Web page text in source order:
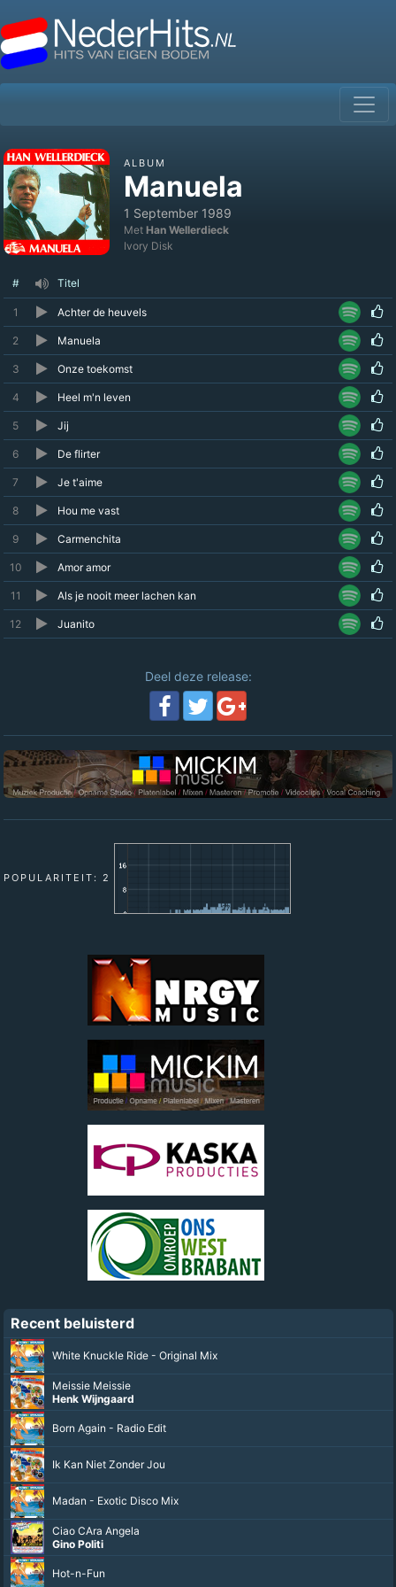
ALBUM
Manuela
1 September 1989
Met Han Wellerdieck
Ivory Disk
# Titel
1 Achter de heuvels
2 Manuela
3 Onze toekomst
4 Heel m'n leven
5 Jij
6 De flirter
7 Je t'aime
8 Hou me vast
9 Carmenchita
10 Amor amor
11 Als je nooit meer lachen kan
12 Juanito
Deel deze release:
POPULARITEIT: 2
Recent beluisterd
White Knuckle Ride - Original Mix
Meissie Meissie
Henk Wijngaard
Born Again - Radio Edit
Ik Kan Niet Zonder Jou
Madan - Exotic Disco Mix
Ciao CAra Angela
Gino Politi
Hot-n-Fun